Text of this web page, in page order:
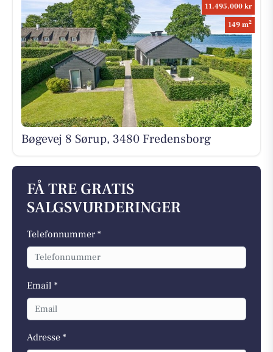
11.495.000 kr
149 m2
Bøgevej 8 Sørup, 3480 Fredensborg
FÅ TRE GRATIS
SALGSVURDERINGER
Telefonnummer *
Email *
Adresse *